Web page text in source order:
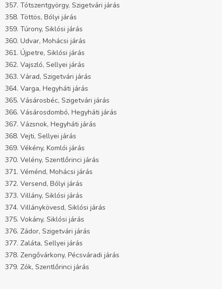
357. Tótszentgyörgy, Szigetvári járás
358. Töttös, Bólyi járás
359. Túrony, Siklósi járás
360. Udvar, Mohácsi járás
361. Újpetre, Siklósi járás
362. Vajszló, Sellyei járás
363. Várad, Szigetvári járás
364. Varga, Hegyháti járás
365. Vásárosbéc, Szigetvári járás
366. Vásárosdombó, Hegyháti járás
367. Vázsnok, Hegyháti járás
368. Vejti, Sellyei járás
369. Vékény, Komlói járás
370. Velény, Szentlőrinci járás
371. Véménd, Mohácsi járás
372. Versend, Bólyi járás
373. Villány, Siklósi járás
374. Villánykövesd, Siklósi járás
375. Vokány, Siklósi járás
376. Zádor, Szigetvári járás
377. Zaláta, Sellyei járás
378. Zengővárkony, Pécsváradi járás
379. Zók, Szentlőrinci járás